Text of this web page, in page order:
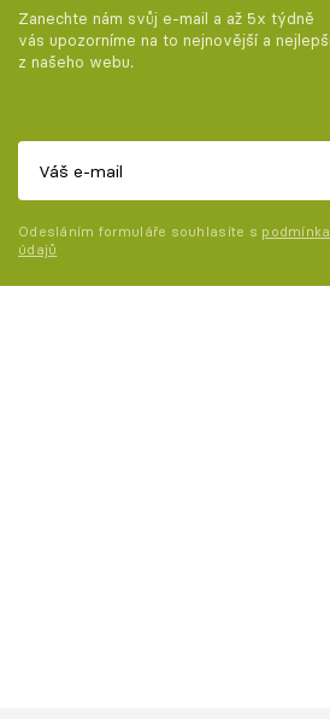
Zanechte nám svůj e-mail a až 5x týdně
vás upozorníme na to nejnovější a
z našeho webu.
Odesláním formuláře souhlasíte s
údajů